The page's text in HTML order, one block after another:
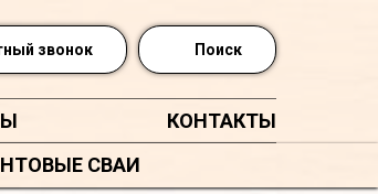
звонок Поиск
КОНТАКТЫ
СВАИ